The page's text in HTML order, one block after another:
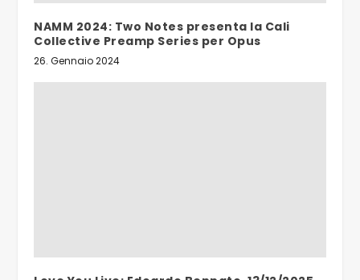
NAMM 2024: Two Notes presenta la Cali
Collective Preamp Series per Opus
26. Gennaio 2024